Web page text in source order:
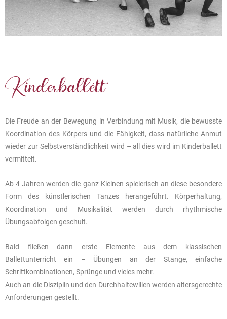
Kinderballett
Die Freude an der Bewegung in Verbindung mit Musik, die bewusste
Koordination des Körpers und die Fähigkeit, dass natürliche Anmut
wieder zur Selbstverständlichkeit wird – all dies wird im Kinderballett
vermittelt.
Ab 4 Jahren werden die ganz Kleinen spielerisch an diese besondere
Form des künstlerischen Tanzes herangeführt. Körperhaltung,
Koordination und Musikalität werden durch rhythmische
Übungsabfolgen geschult.
Bald fließen dann erste Elemente aus dem klassischen
Ballettunterricht ein – Übungen an der Stange, einfache
Schrittkombinationen, Sprünge und vieles mehr.
Auch an die Disziplin und den Durchhaltewillen werden altersgerechte
Anforderungen gestellt.